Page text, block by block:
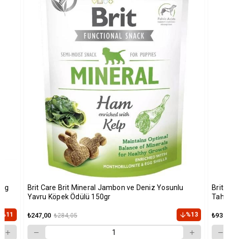
%11
Brit Care Brit Mineral Jambon ve Deniz Yosunlu
Yavru Köpek Ödülü 150gr
₺247,00 ₺284,05 %13
Brit